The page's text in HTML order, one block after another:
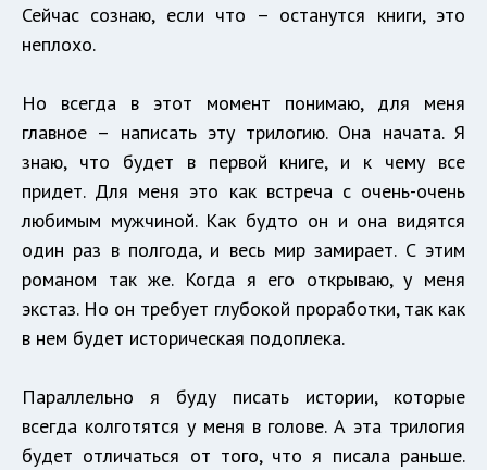
Сейчас сознаю, если что – останутся книги, это
неплохо.
Но всегда в этот момент понимаю, для меня
главное – написать эту трилогию. Она начата. Я
знаю, что будет в первой книге, и к чему все
придет. Для меня это как встреча с очень-очень
любимым мужчиной. Как будто он и она видятся
один раз в полгода, и весь мир замирает. С этим
романом так же. Когда я его открываю, у меня
экстаз. Но он требует глубокой проработки, так как
в нем будет историческая подоплека.
Параллельно я буду писать истории, которые
всегда колготятся у меня в голове. А эта трилогия
будет отличаться от того, что я писала раньше.